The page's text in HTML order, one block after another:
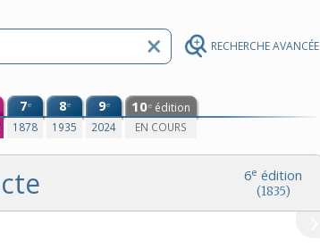
RECHERCHE AVANCÉE
7e
1878
8e
1935
9e
2024
10e édition
EN COURS
6e édition
(1835)